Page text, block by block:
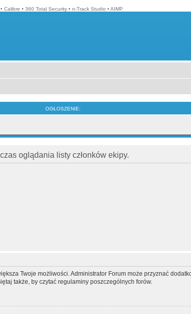
• Calibre • 360 Total Security • n-Track Studio • AIMP
OGŁOSZENIE:
oglądania listy członków ekipy.
Twoje możliwości. Administrator Forum może przyznać
także, by czytać regulaminy poszczególnych forów.